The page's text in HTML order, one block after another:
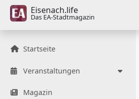
Eisenach.life
Das EA-Stadtmagazin
Startseite
Veranstaltungen
Magazin